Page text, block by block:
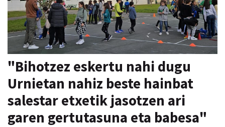
"Bihotzez eskertu nahi dugu
Urnietan nahiz beste hainbat
salestar etxetik jasotzen ari
garen gertutasuna eta babesa"